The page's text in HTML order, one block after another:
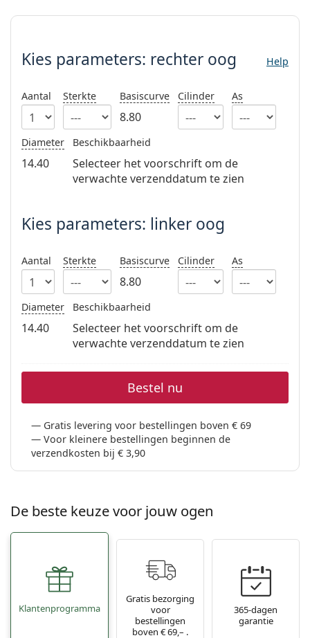
Prada
Kies parameters:
Kies parameters: rechter oog Help
Aantal Sterkte Basiscurve
8.80
Cilinder As
Diameter
14.40
Beschikbaarheid
Selecteer het voorschrift om de
verwachte verzenddatum te zien
Kies parameters: linker oog
Aantal Sterkte Basiscurve
8.80
Cilinder As
Diameter
14.40
Beschikbaarheid
Selecteer het voorschrift om de
verwachte verzenddatum te zien
Bestel nu
Gratis levering voor bestellingen boven € 69
Voor kleinere bestellingen beginnen de
verzendkosten bij € 3,90
De beste keuze voor jouw ogen
Klantenprogramma
Gratis bezorging
voor
bestellingen
boven € 69,– .
365-dagen
garantie